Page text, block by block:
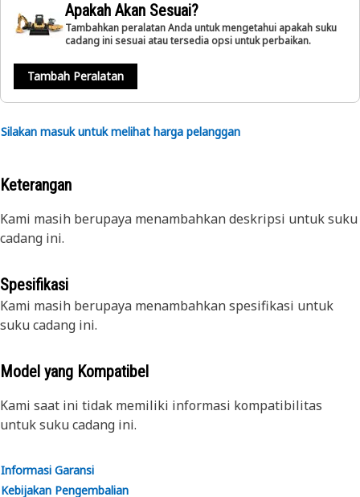
Apakah Akan Sesuai?
Tambahkan peralatan Anda untuk mengetahui apakah suku
cadang ini sesuai atau tersedia opsi untuk perbaikan.
Tambah Peralatan
Silakan masuk untuk melihat harga pelanggan
Keterangan
Kami masih berupaya menambahkan deskripsi untuk suku
cadang ini.
Spesifikasi
Kami masih berupaya menambahkan spesifikasi untuk
suku cadang ini.
Model yang Kompatibel
Kami saat ini tidak memiliki informasi kompatibilitas
untuk suku cadang ini.
Informasi Garansi
Kebijakan Pengembalian